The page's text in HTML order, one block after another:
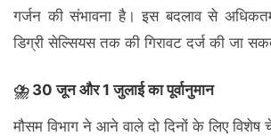
गर्जन की संभावना है। इस बदलाव से
डिग्री सेल्सियस तक की गिरावट दर्ज की जा
⛈️ 30 जून और 1 जुलाई का पूर्वानुमान
मौसम विभाग ने आने वाले दो दिनों के लिए विशेष